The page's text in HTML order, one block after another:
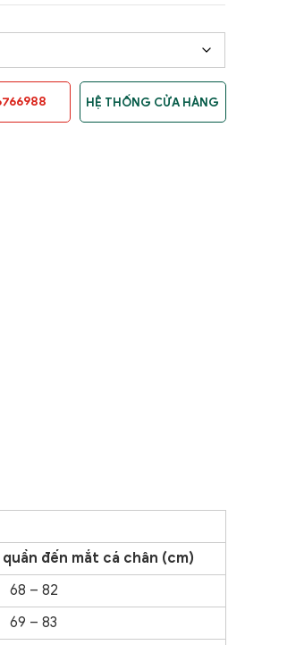
Áo Gile / Áo Khoác Golf
HỆ THỐNG CỬA HÀNG
đến mắt cá chân (cm)
68 – 82
69 – 83